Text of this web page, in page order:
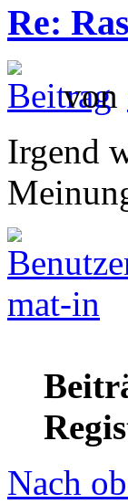
Re:
von
Irgend
mat-in
Nach